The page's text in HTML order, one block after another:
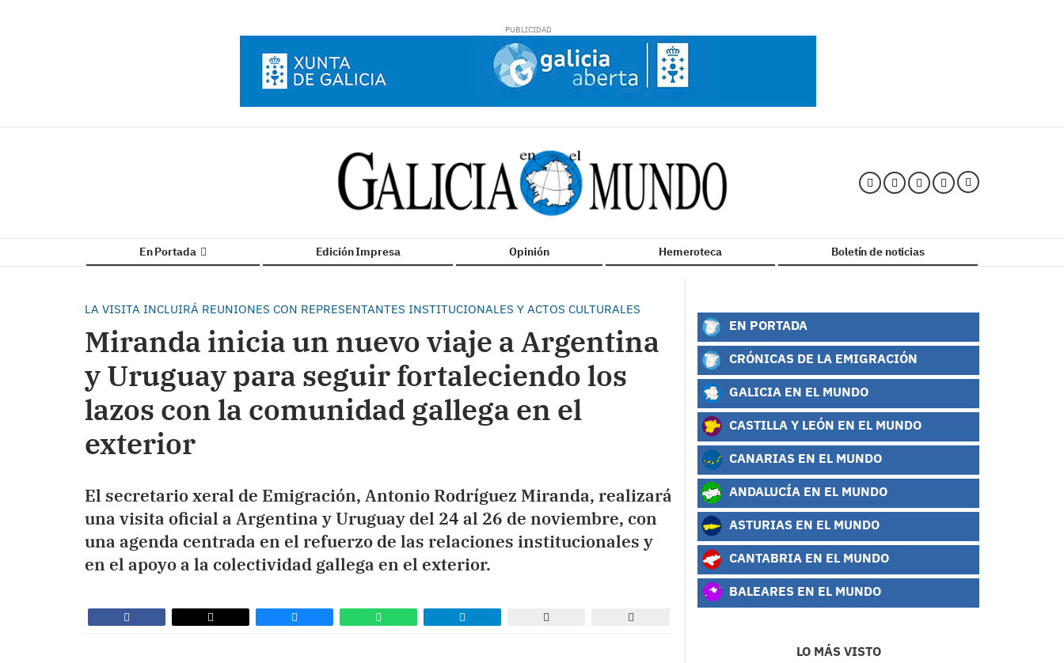
En Portada Edición Impresa Opinión Hemeroteca Boletín de noticias
LA VISITA INCLUIRÁ REUNIONES CON REPRESENTANTES INSTITUCIONALES Y ACTOS CULTURALES
Miranda inicia un nuevo viaje a Argentina
y Uruguay para seguir fortaleciendo los
lazos con la comunidad gallega en el
exterior
El secretario xeral de Emigración, Antonio Rodríguez Miranda, realizará
una visita oficial a Argentina y Uruguay del 24 al 26 de noviembre, con
una agenda centrada en el refuerzo de las relaciones institucionales y
en el apoyo a la colectividad gallega en el exterior.
EN PORTADA
CRÓNICAS DE LA EMIGRACIÓN
GALICIA EN EL MUNDO
CASTILLA Y LEÓN EN EL MUNDO
CANARIAS EN EL MUNDO
ANDALUCÍA EN EL MUNDO
ASTURIAS EN EL MUNDO
CANTABRIA EN EL MUNDO
BALEARES EN EL MUNDO
LO MÁS VISTO